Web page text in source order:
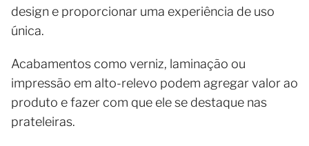
design e proporcionar uma experiência de uso
única.
Acabamentos como verniz, laminação ou
impressão em alto-relevo podem agregar valor ao
produto e fazer com que ele se destaque nas
prateleiras.